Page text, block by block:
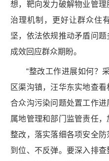
想，靶向发力破解物业管
治理机制，更好让群众住
坚，依法依规推动矛盾问
成效回应群众期盼。
“整改工作进展如何？
区渠沟镇，汪华东实地查看
合众沟污染问题处置工作
属地管理和部门监管责任
整改，落实落细各项安全
到位、不反弹。要深入排